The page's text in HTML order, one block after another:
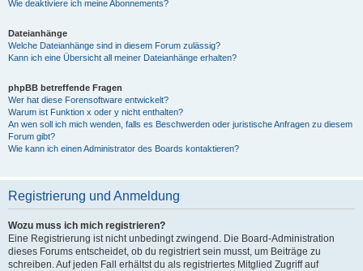
Wie deaktiviere ich meine Abonnements?
Dateianhänge
Welche Dateianhänge sind in diesem Forum zulässig?
Kann ich eine Übersicht all meiner Dateianhänge erhalten?
phpBB betreffende Fragen
Wer hat diese Forensoftware entwickelt?
Warum ist Funktion x oder y nicht enthalten?
An wen soll ich mich wenden, falls es Beschwerden oder juristische Anfragen zu diesem
Forum gibt?
Wie kann ich einen Administrator des Boards kontaktieren?
Registrierung und Anmeldung
Wozu muss ich mich registrieren?
Eine Registrierung ist nicht unbedingt zwingend. Die Board-Administration
dieses Forums entscheidet, ob du registriert sein musst, um Beiträge zu
schreiben. Auf jeden Fall erhältst du als registriertes Mitglied Zugriff auf